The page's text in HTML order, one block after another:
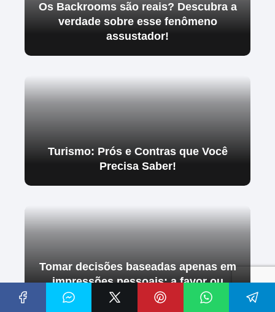
Os Backrooms são reais? Descubra a
verdade sobre esse fenômeno
assustador!
Turismo: Prós e Contras que Você
Precisa Saber!
Tomar decisões baseadas apenas em
impressões pessoais: a favor ou
contra?